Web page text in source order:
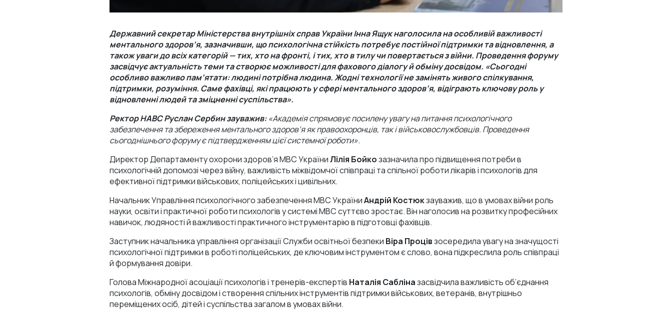
Державний секретар Міністерства внутрішніх справ України Інна Ящук наголосила на особливій важливості
ментального здоров’я, зазначивши, що психологічна стійкість потребує постійної підтримки та відновлення, а
також уваги до всіх категорій — тих, хто на фронті, і тих, хто в тилу чи повертається з війни. Проведення форуму
засвідчує актуальність теми та створює можливості для фахового діалогу й обміну досвідом. «Сьогодні
особливо важливо пам’ятати: людині потрібна людина. Жодні технології не замінять живого спілкування,
підтримки, розуміння. Саме фахівці, які працюють у сфері ментального здоров’я, відіграють ключову роль у
відновленні людей та зміцненні суспільства».
Ректор НАВС Руслан Сербин зауважив:«Академія спрямовує посилену увагу на питання психологічного
забезпечення та збереження ментального здоров’я як правоохоронців, так і військовослужбовців. Проведення
сьогоднішнього форуму є підтвердженням цієї системної роботи».
Директор Департаменту охорони здоров’я МВС УкраїниЛілія Бойкозазначила про підвищення потреби в
психологічній допомозі через війну, важливість міжвідомчої співпраці та спільної роботи лікарів і психологів для
ефективної підтримки військових, поліцейських і цивільних.
Начальник Управління психологічного забезпечення МВС УкраїниАндрій Костюкзауважив, що в умовах війни роль
науки, освіти і практичної роботи психологів у системі МВС суттєво зростає. Він наголосив на розвитку професійних
навичок, людяності й важливості практичного інструментарію в підготовці фахівців.
Заступник начальника управління організації Служби освітньої безпеки Віра Процівзосередила увагу на значущості
психологічної підтримки в роботі поліцейських, де ключовим інструментом є слово, вона підкреслила роль співпраці
й формування довіри.
Голова Міжнародної асоціації психологів і тренерів-експертів Наталія Сабліназасвідчила важливість об’єднання
психологів, обміну досвідом і створення спільних інструментів підтримки військових, ветеранів, внутрішньо
переміщених осіб, дітей і суспільства загалом в умовах війни.